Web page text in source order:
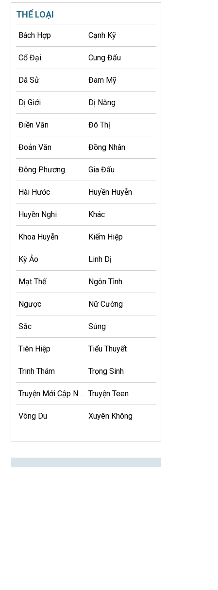
THỂ LOẠI
Bách Hợp Cạnh Kỹ
Cổ Đại Cung Đấu
Dã Sử Đam Mỹ
Dị Giới Dị Năng
Điền Văn Đô Thị
Đoản Văn Đồng Nhân
Đông Phương Gia Đấu
Hài Hước Huyền Huyễn
Huyền Nghi Khác
Khoa Huyễn Kiếm Hiệp
Kỳ Ảo Linh Dị
Mạt Thế Ngôn Tình
Ngược Nữ Cường
Sắc Sủng
Tiên Hiệp Tiểu Thuyết
Trinh Thám Trọng Sinh
Truyện Mới Cập Nhật Truyện Teen
Võng Du Xuyên Không